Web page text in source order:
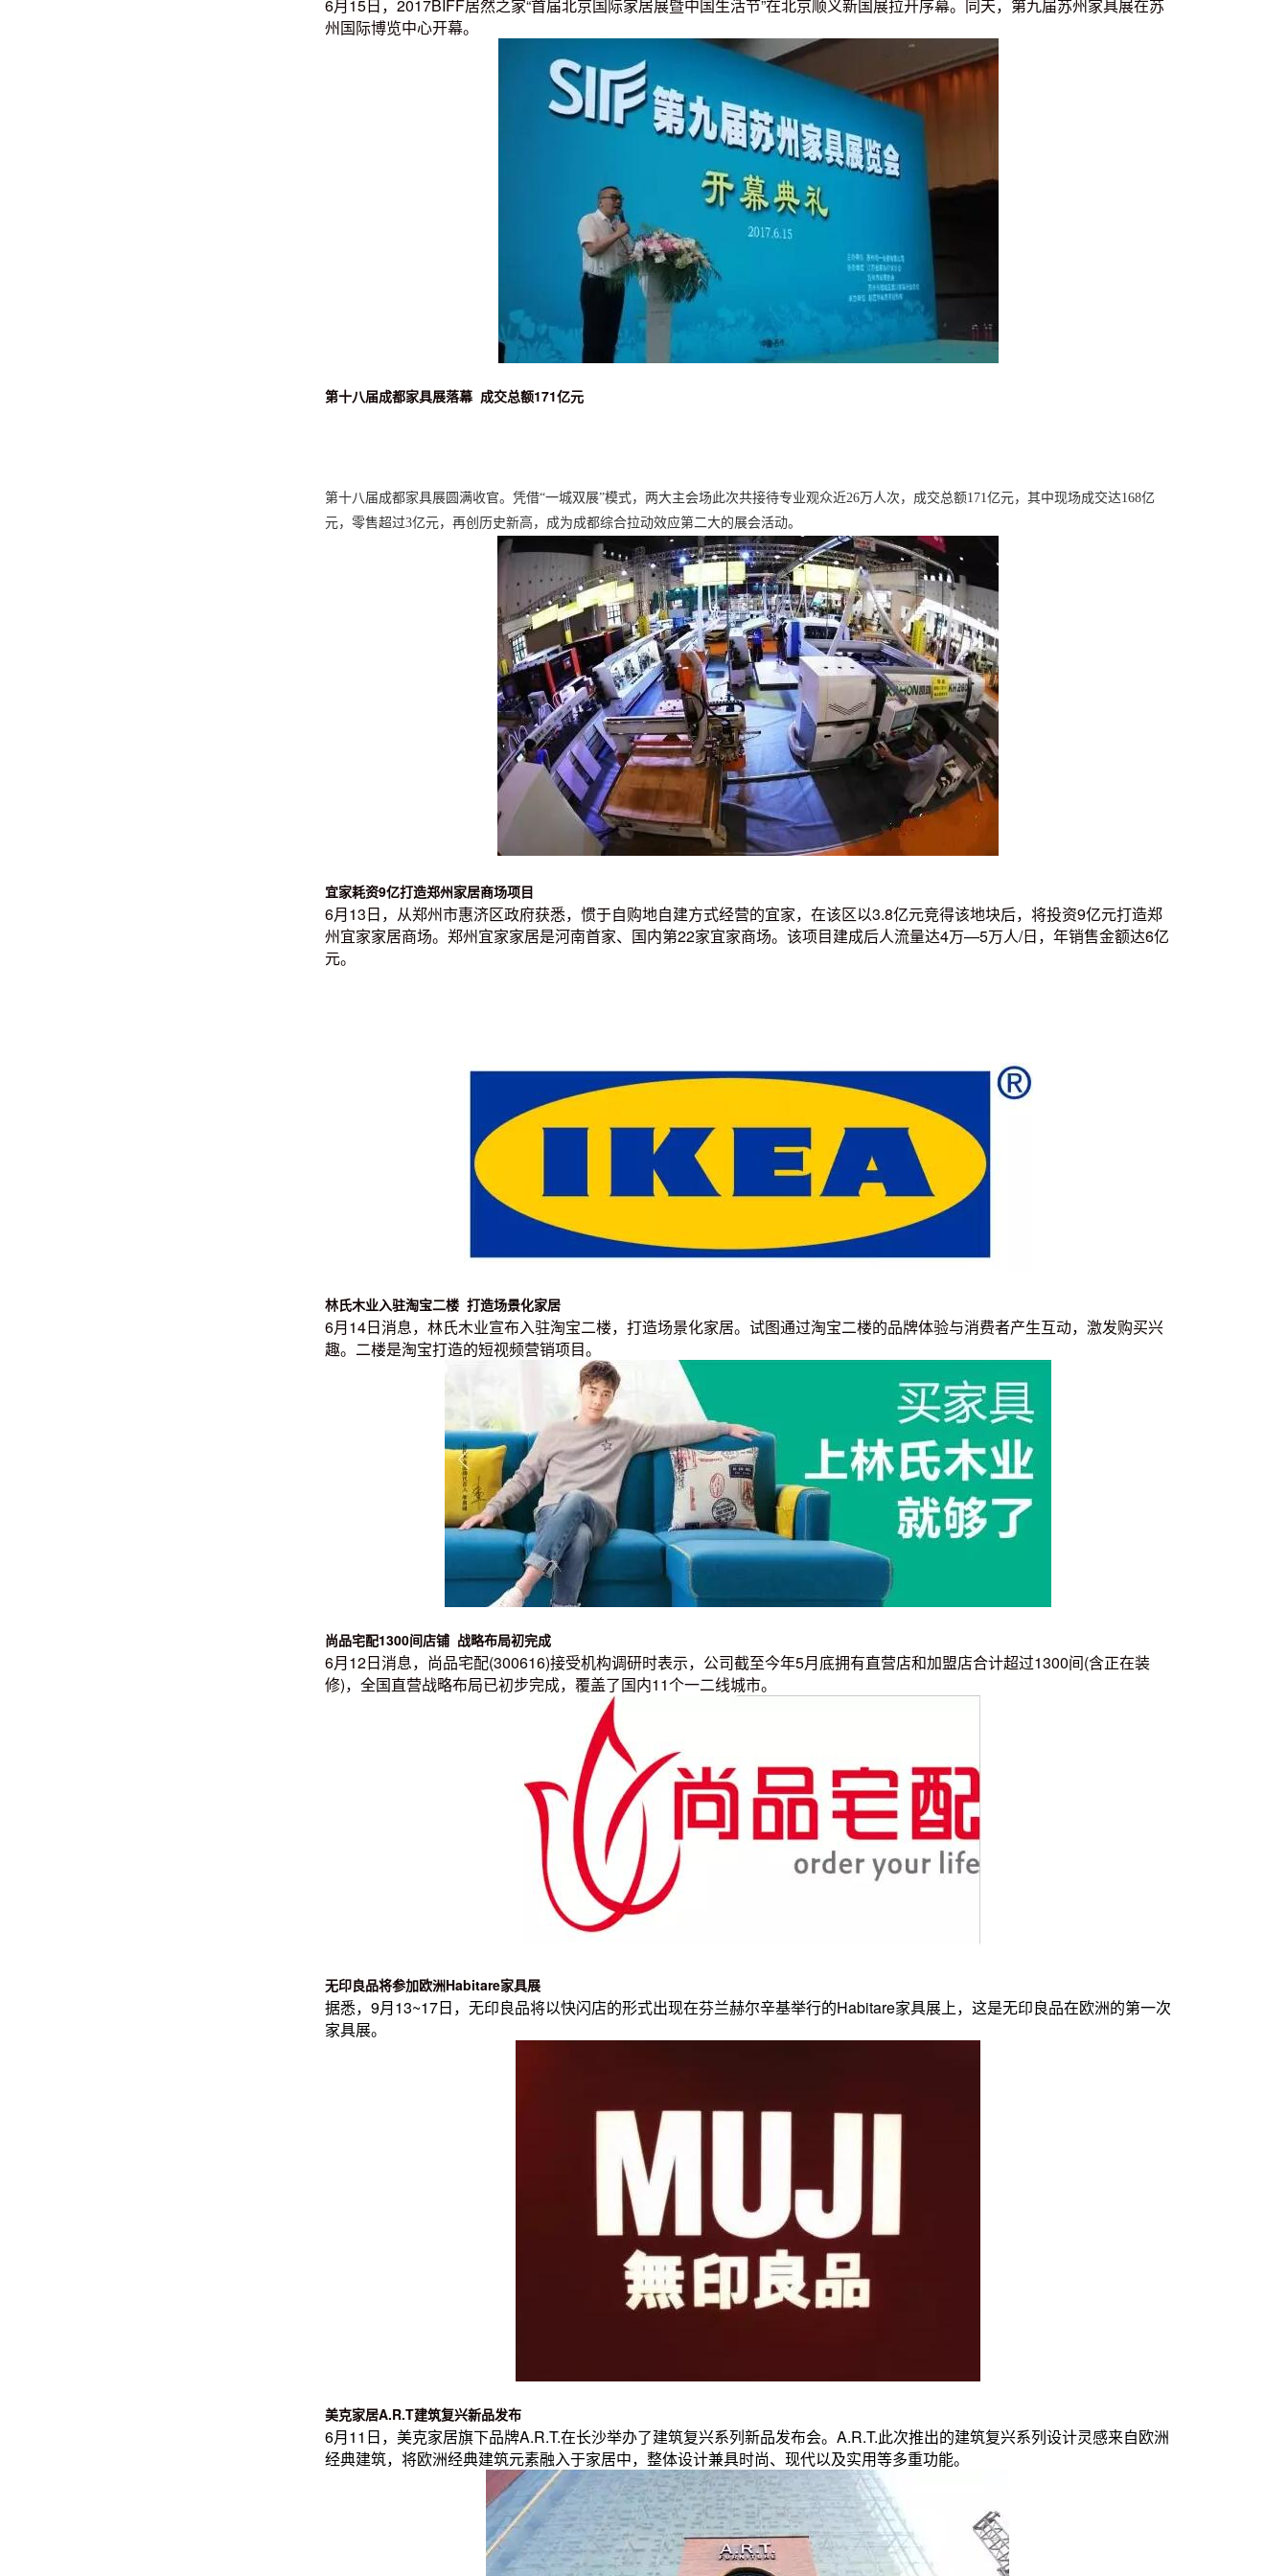
6月15日，2017BIFF居然之家“首届北京国际家居展暨中国生活节”在北京顺义新国展拉开序幕。同天，第九届苏州家具展在苏
州国际博览中心开幕。
第十八届成都家具展落幕 成交总额171亿元
第十八届成都家具展圆满收官。凭借“一城双展”模式，两大主会场此次共接待专业观众近26万人次，成交总额171亿元，其中现场成交达168亿
元，零售超过3亿元，再创历史新高，成为成都综合拉动效应第二大的展会活动。
宜家耗资9亿打造郑州家居商场项目
6月13日，从郑州市惠济区政府获悉，惯于自购地自建方式经营的宜家，在该区以3.8亿元竞得该地块后，将投资9亿元打造郑
州宜家家居商场。郑州宜家家居是河南首家、国内第22家宜家商场。该项目建成后人流量达4万—5万人/日，年销售金额达6亿
元。
林氏木业入驻淘宝二楼 打造场景化家居
6月14日消息，林氏木业宣布入驻淘宝二楼，打造场景化家居。试图通过淘宝二楼的品牌体验与消费者产生互动，激发购买兴
趣。二楼是淘宝打造的短视频营销项目。
尚品宅配1300间店铺 战略布局初完成
6月12日消息，尚品宅配(300616)接受机构调研时表示，公司截至今年5月底拥有直营店和加盟店合计超过1300间(含正在装
修)，全国直营战略布局已初步完成，覆盖了国内11个一二线城市。
无印良品将参加欧洲Habitare家具展
据悉，9月13~17日，无印良品将以快闪店的形式出现在芬兰赫尔辛基举行的Habitare家具展上，这是无印良品在欧洲的第一次
家具展。
美克家居A.R.T建筑复兴新品发布
6月11日，美克家居旗下品牌A.R.T.在长沙举办了建筑复兴系列新品发布会。A.R.T.此次推出的建筑复兴系列设计灵感来自欧洲
经典建筑，将欧洲经典建筑元素融入于家居中，整体设计兼具时尚、现代以及实用等多重功能。